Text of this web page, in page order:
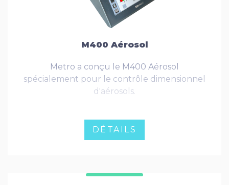
M400 Aérosol
Metro a conçu le M400 Aérosol
spécialement pour le contrôle dimensionnel
d'aérosols.
DÉTAILS